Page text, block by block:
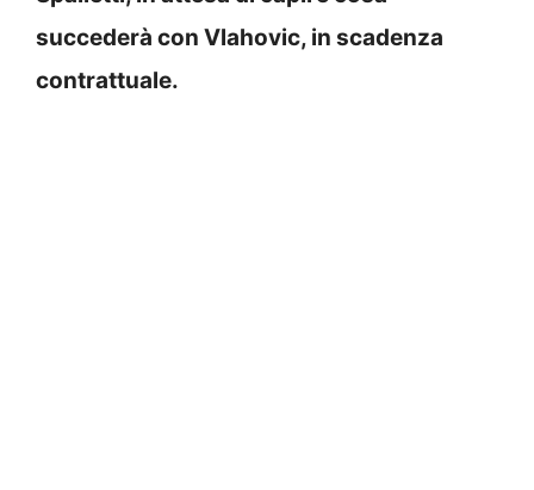
succederà con Vlahovic, in scadenza
contrattuale.